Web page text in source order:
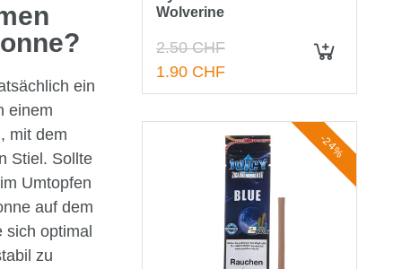
ein
einem
mit dem
Stiel. Sollte
Umtopfen
auf dem
sich optimal
zu
Wolverine
2.50 CHF
1.90 CHF
-24%